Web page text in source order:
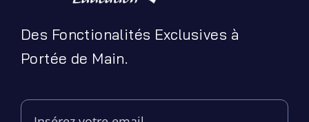
Des Fonctionalités Exclusives à
Portée de Main.